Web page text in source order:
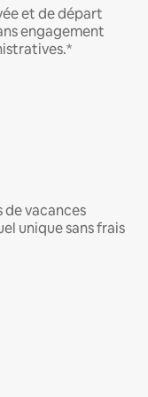
et de départ
engagement
de vacances
unique sans frais